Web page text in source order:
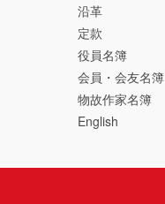
沿革
定款
役員名簿
会員・会友名簿
物故作家名簿
English